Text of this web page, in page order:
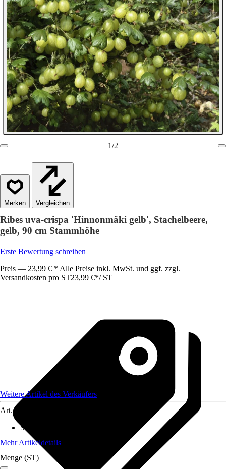
1/2
Vergleichen
Ribes uva-crispa 'Hinnonmäki gelb', Stachelbeere,
gelb, 90 cm Stammhöhe
Erste Bewertung schreiben
Preis — 23,99 € * Alle Preise inkl. MwSt. und ggf. zzgl.
Versandkosten pro ST23,99 €*/ ST
Weitere Artikel des Verkäufers
Art.-Nr.
Standort
Mehr Artikeldetails
Menge (ST)